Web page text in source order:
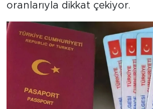
oranlarıyla dikkat çekiyor.